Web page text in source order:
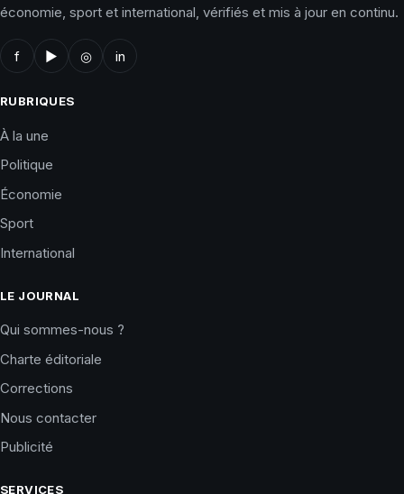
économie, sport et international, vérifiés et mis à jour en continu.
f ▶ ◎ in
RUBRIQUES
À la une
Politique
Économie
Sport
International
LE JOURNAL
Qui sommes-nous ?
Charte éditoriale
Corrections
Nous contacter
Publicité
SERVICES